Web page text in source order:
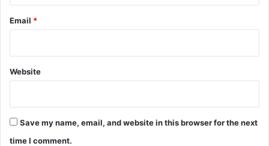
Email *
Website
Save my name, email, and website in this browser for the next
time I comment.